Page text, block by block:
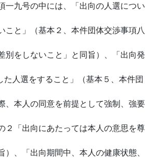
九号の中には、「出向の人選につい
こと」（基本２、本件団体交渉事項八
別をしないこと」と同旨）、「出向発
人選をすること」（基本５、本件団
、本人の同意を前提として強制、強要
２「出向にあたっては本人の意思を尊
、「出向期間中、本人の健康状態、